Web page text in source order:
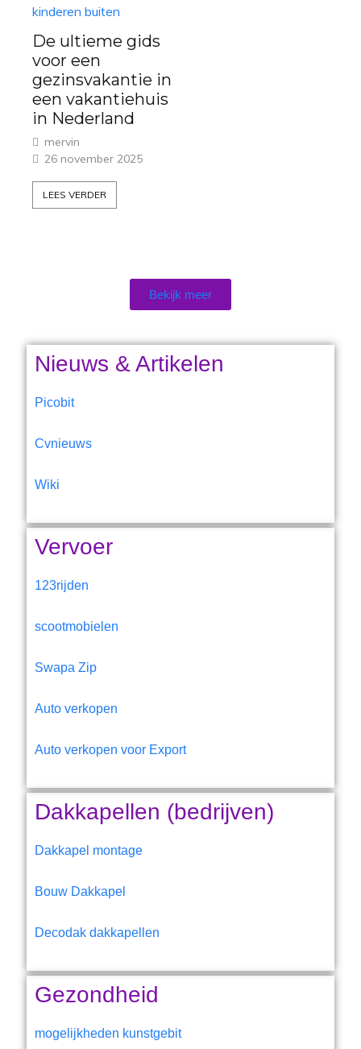
De ultieme gids
voor een
gezinsvakantie in
een vakantiehuis
in Nederland
mervin
26 november 2025
LEES VERDER
Bekijk meer
Nieuws & Artikelen
Picobit
Cvnieuws
Wiki
Vervoer
123rijden
scootmobielen
Swapa Zip
Auto verkopen
Auto verkopen voor Export
Dakkapellen (bedrijven)
Dakkapel montage
Bouw Dakkapel
Decodak dakkapellen
Gezondheid
mogelijkheden kunstgebit